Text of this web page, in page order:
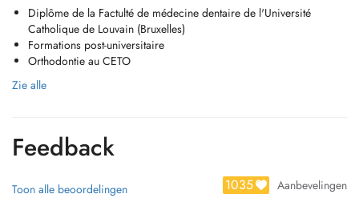
Diplôme de la Factulté de médecine dentaire de l'Université
Catholique de Louvain (Bruxelles)
Formations post-universitaire
Orthodontie au CETO
Zie alle
Feedback
Toon alle beoordelingen 1035 Aanbevelingen